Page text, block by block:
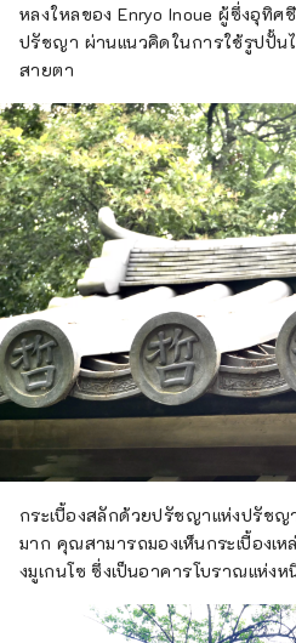
หลงใหลของ Enryo Inoue ผู้ซึ่งอุทิศ
ปรัชญา ผ่านแนวคิดในการใช้รูปปั้น
สายตา
กระเบื้องสลักด้วยปรัชญาแห่งปรัช
มาก คุณสามารถมองเห็นกระเบื้องเ
งมูเกนโซ ซึ่งเป็นอาคารโบราณแห่งห